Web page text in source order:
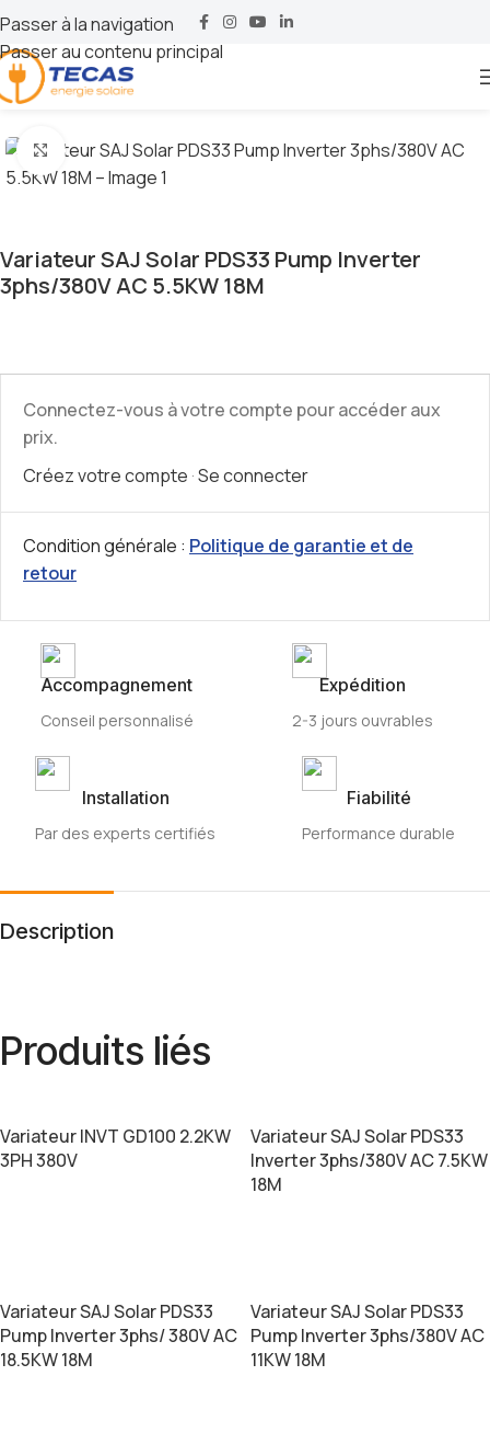
Passer à la navigation
Passer au contenu principal
Accueil Variateur de vitesse
Cliquez pour agrandir
Variateur SAJ Solar PDS33 Pump Inverter
3phs/380V AC 5.5KW 18M
Connectez-vous à votre compte pour accéder aux
prix.
Créez votre compte ·Se connecter
Condition générale : Politique de garantie et de
retour
Accompagnement
Conseil personnalisé
Expédition
2-3 jours ouvrables
Installation
Par des experts certifiés
Fiabilité
Performance durable
Description
Produits liés
Variateur INVT GD100 2.2KW
3PH 380V
Variateur SAJ Solar PDS33
Inverter 3phs/380V AC 7.5KW
18M
Variateur SAJ Solar PDS33
Pump Inverter 3phs/ 380V AC
18.5KW 18M
Variateur SAJ Solar PDS33
Pump Inverter 3phs/380V AC
11KW 18M